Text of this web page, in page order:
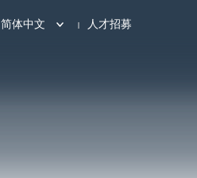
简体中文 人才招募